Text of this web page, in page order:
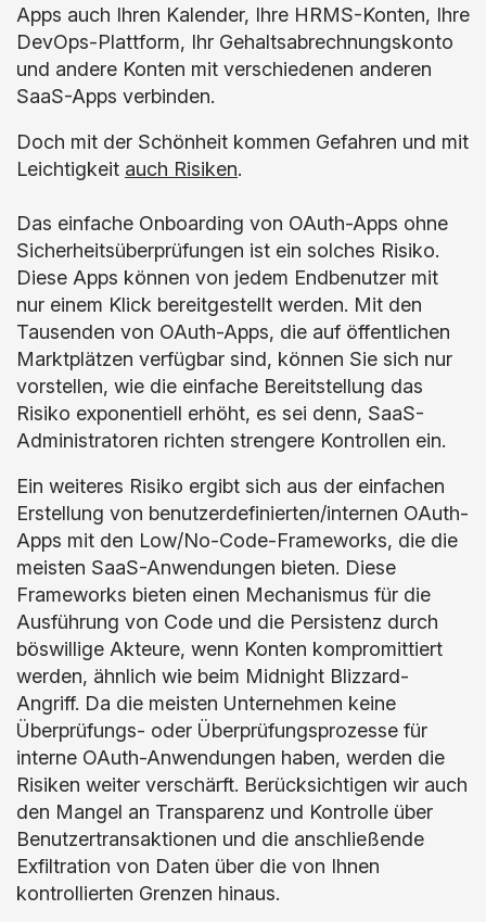
Apps auch Ihren Kalender, Ihre HRMS-Konten, Ihre
DevOps-Plattform, Ihr Gehaltsabrechnungskonto
und andere Konten mit verschiedenen anderen
SaaS-Apps verbinden.
Doch mit der Schönheit kommen Gefahren und mit
Leichtigkeit auch Risiken.
Das einfache Onboarding von OAuth-Apps ohne
Sicherheitsüberprüfungen ist ein solches Risiko.
Diese Apps können von jedem Endbenutzer mit
nur einem Klick bereitgestellt werden. Mit den
Tausenden von OAuth-Apps, die auf öffentlichen
Marktplätzen verfügbar sind, können Sie sich nur
vorstellen, wie die einfache Bereitstellung das
Risiko exponentiell erhöht, es sei denn, SaaS-
Administratoren richten strengere Kontrollen ein.
Ein weiteres Risiko ergibt sich aus der einfachen
Erstellung von benutzerdefinierten/internen OAuth-
Apps mit den Low/No-Code-Frameworks, die die
meisten SaaS-Anwendungen bieten. Diese
Frameworks bieten einen Mechanismus für die
Ausführung von Code und die Persistenz durch
böswillige Akteure, wenn Konten kompromittiert
werden, ähnlich wie beim Midnight Blizzard-
Angriff. Da die meisten Unternehmen keine
Überprüfungs- oder Überprüfungsprozesse für
interne OAuth-Anwendungen haben, werden die
Risiken weiter verschärft. Berücksichtigen wir auch
den Mangel an Transparenz und Kontrolle über
Benutzertransaktionen und die anschließende
Exfiltration von Daten über die von Ihnen
kontrollierten Grenzen hinaus.